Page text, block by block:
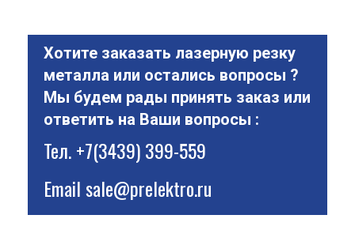
Хотите заказать лазерную резку
металла или остались вопросы ?
Мы будем рады принять заказ или
ответить на Ваши вопросы :
Тел.+7(3439) 399-559
Emailsale@prelektro.ru